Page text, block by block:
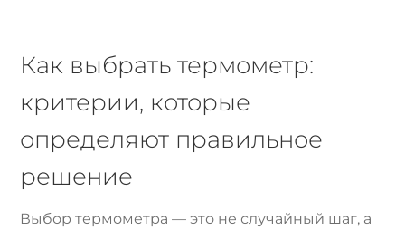
Как выбрать термометр:
критерии, которые
определяют правильное
решение
Выбор термометра — это не случайный шаг, а